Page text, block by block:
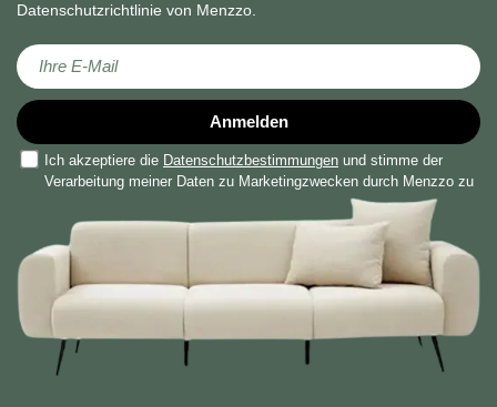
Datenschutzrichtlinie von Menzzo.
Melden Sie sich für unseren Newsletter an:
Anmelden
Ich akzeptiere die Datenschutzbestimmungen und stimme der
Verarbeitung meiner Daten zu Marketingzwecken durch Menzzo zu